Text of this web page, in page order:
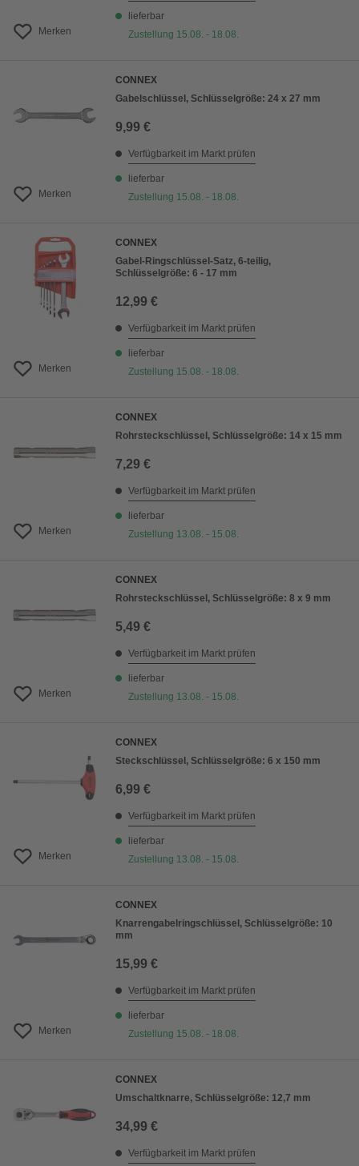
Merken
lieferbar
Zustellung 15.08. - 18.08.
Merken
CONNEX
Gabelschlüssel, Schlüsselgröße: 24 x 27 mm
9,99 €
Verfügbarkeit im Markt prüfen
lieferbar
Zustellung 15.08. - 18.08.
Merken
CONNEX
Gabel-Ringschlüssel-Satz, 6-teilig,
Schlüsselgröße: 6 - 17 mm
12,99 €
Verfügbarkeit im Markt prüfen
lieferbar
Zustellung 15.08. - 18.08.
Merken
CONNEX
Rohrsteckschlüssel, Schlüsselgröße: 14 x 15 mm
7,29 €
Verfügbarkeit im Markt prüfen
lieferbar
Zustellung 13.08. - 15.08.
Merken
CONNEX
Rohrsteckschlüssel, Schlüsselgröße: 8 x 9 mm
5,49 €
Verfügbarkeit im Markt prüfen
lieferbar
Zustellung 13.08. - 15.08.
Merken
CONNEX
Steckschlüssel, Schlüsselgröße: 6 x 150 mm
6,99 €
Verfügbarkeit im Markt prüfen
lieferbar
Zustellung 13.08. - 15.08.
Merken
CONNEX
Knarrengabelringschlüssel, Schlüsselgröße: 10
mm
15,99 €
Verfügbarkeit im Markt prüfen
lieferbar
Zustellung 15.08. - 18.08.
CONNEX
Umschaltknarre, Schlüsselgröße: 12,7 mm
34,99 €
Verfügbarkeit im Markt prüfen